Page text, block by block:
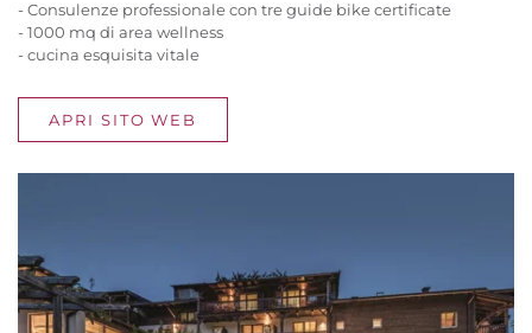
- Consulenze professionale con tre guide bike certificate
- 1000 mq di area wellness
- cucina esquisita vitale
APRI SITO WEB